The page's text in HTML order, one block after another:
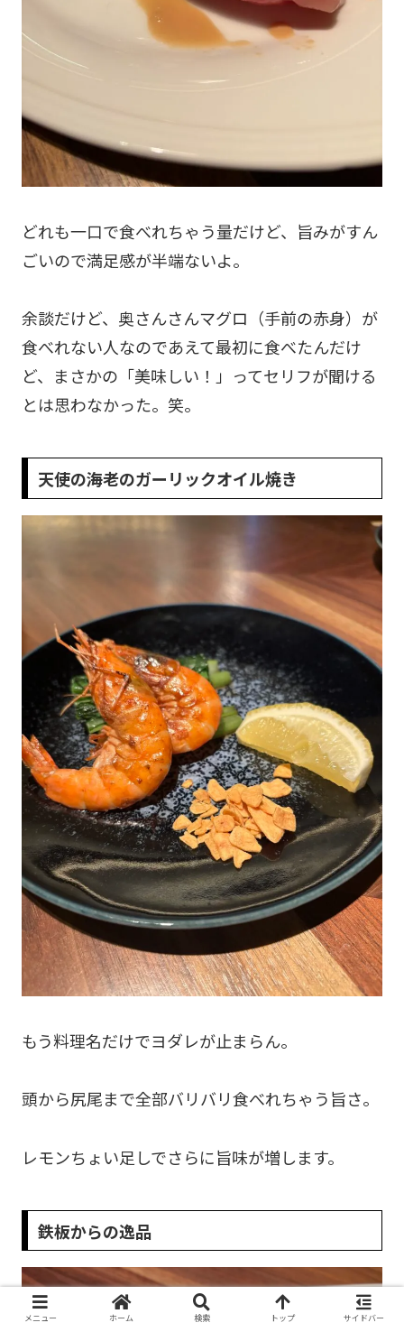
どれも一口で食べれちゃう量だけど、旨みがすん
ごいので満足感が半端ないよ。
余談だけど、奥さんさんマグロ（手前の赤身）が
食べれない人なのであえて最初に食べたんだけ
ど、まさかの「美味しい！」ってセリフが聞ける
とは思わなかった。笑。
天使の海老のガーリックオイル焼き
もう料理名だけでヨダレが止まらん。
頭から尻尾まで全部バリバリ食べれちゃう旨さ。
レモンちょい足しでさらに旨味が増します。
鉄板からの逸品
メニュー ホーム 検索 トップ サイドバー